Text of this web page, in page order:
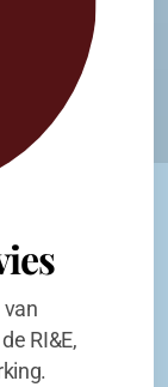
RI&E,